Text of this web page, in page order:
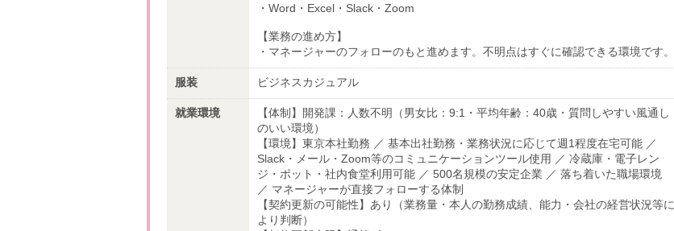
・Word・Excel・Slack・Zoom
【業務の進め方】
・マネージャーのフォローのもと進めます。不明点はすぐに確認できる環境です。
服装 ビジネスカジュアル
就業環境
【体制】開発課：人数不明（男女比：9:1・平均年齢：40歳・質問しやすい風通し
のいい環境）
【環境】東京本社勤務 ／ 基本出社勤務・業務状況に応じて週1程度在宅可能 ／
Slack・メール・Zoom等のコミュニケーションツール使用 ／ 冷蔵庫・電子レン
ジ・ポット・社内食堂利用可能 ／ 500名規模の安定企業 ／ 落ち着いた職場環境
／ マネージャーが直接フォローする体制
【契約更新の可能性】あり（業務量・本人の勤務成績、能力・会社の経営状況等に
より判断）